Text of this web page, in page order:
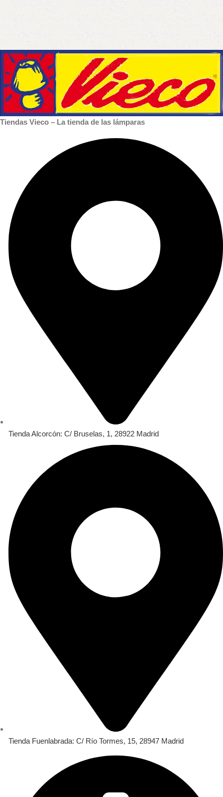
Tiendas Vieco – La tienda de las lámparas
Tienda Alcorcón: C/ Bruselas, 1, 28922 Madrid
Tienda Fuenlabrada: C/ Río Tormes, 15, 28947 Madrid